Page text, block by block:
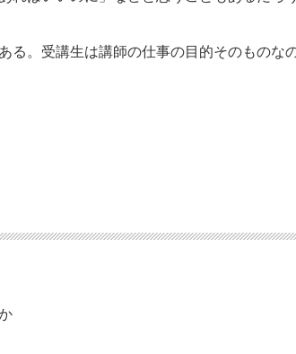
る。受講生は講師の仕事の目的そのものな